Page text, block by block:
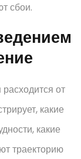
сбои.
от
какие
какие
траекторию